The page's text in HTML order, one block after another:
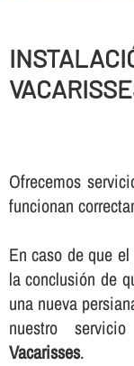
Ofrecemos
funcionan
En caso de que
la conclusión de
una nueva
nuestro
Vacarisses.